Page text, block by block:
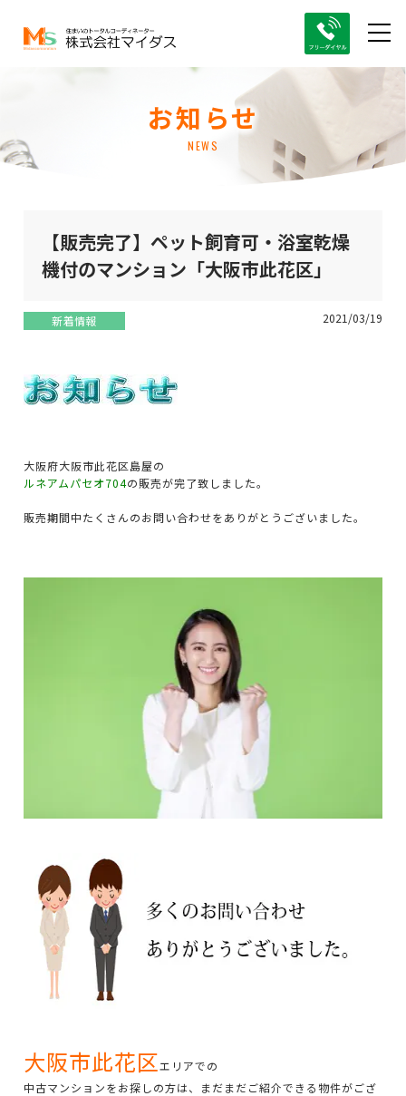
お知らせ
NEWS
【販売完了】ペット飼育可・浴室乾燥
機付のマンション「大阪市此花区」
新着情報 2021/03/19
大阪府大阪市此花区島屋の
ルネアムパセオ704の販売が完了致しました。
販売期間中たくさんのお問い合わせをありがとうございました。
大阪市此花区エリアでの
中古マンションをお探しの方は、まだまだご紹介できる物件がござ